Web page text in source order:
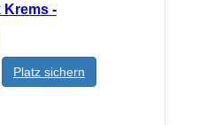
Krems -
Platz sichern